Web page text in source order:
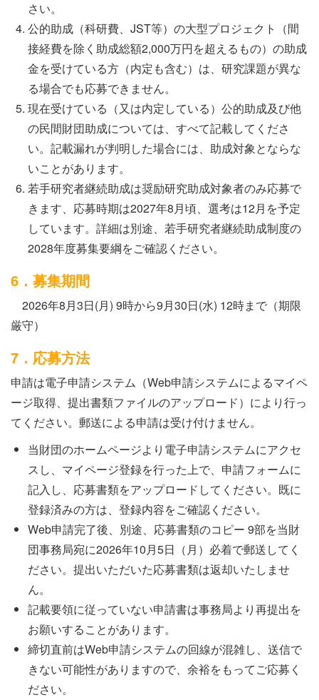
さい。
公的助成（科研費、JST等）の大型プロジェクト（間
接経費を除く助成総額2,000万円を超えるもの）の助成
金を受けている方（内定も含む）は、研究課題が異な
る場合でも応募できません。
現在受けている（又は内定している）公的助成及び他
の民間財団助成については、すべて記載してくださ
い。記載漏れが判明した場合には、助成対象とならな
いことがあります。
若手研究者継続助成は奨励研究助成対象者のみ応募で
きます、応募時期は2027年8月頃、選考は12月を予定
しています。詳細は別途、若手研究者継続助成制度の
2028年度募集要綱をご確認ください。
6．募集期間
2026年8月3日(月) 9時から9月30日(水) 12時まで（期限
厳守）
7．応募方法
申請は電子申請システム（Web申請システムによるマイペ
ージ取得、提出書類ファイルのアップロード）により行っ
てください。郵送による申請は受け付けません。
当財団のホームページより電子申請システムにアクセ
スし、マイページ登録を行った上で、申請フォームに
記入し、応募書類をアップロードしてください。既に
登録済みの方は、登録内容をご確認ください。
Web申請完了後、別途、応募書類のコピー 9部を当財
団事務局宛に2026年10月5日（月）必着で郵送してく
ださい。提出いただいた応募書類は返却いたしませ
ん。
記載要領に従っていない申請書は事務局より再提出を
お願いすることがあります。
締切直前はWeb申請システムの回線が混雑し、送信で
きない可能性がありますので、余裕をもってご応募く
ださい。